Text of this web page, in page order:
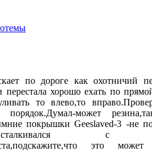
по дороге как охотничий
хорошо ехать по
то влево,то
порядок.Думал-может
покрышки Geeslaved-3 -не
с
это